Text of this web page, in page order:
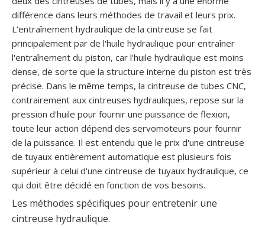
différence dans leurs méthodes de travail et leurs prix.
L'entraînement hydraulique de la cintreuse se fait
principalement par de l'huile hydraulique pour entraîner
l'entraînement du piston, car l'huile hydraulique est moins
dense, de sorte que la structure interne du piston est très
précise. Dans le même temps, la cintreuse de tubes CNC,
contrairement aux cintreuses hydrauliques, repose sur la
pression d'huile pour fournir une puissance de flexion,
toute leur action dépend des servomoteurs pour fournir
de la puissance. Il est entendu que le prix d'une cintreuse
de tuyaux entièrement automatique est plusieurs fois
supérieur à celui d'une cintreuse de tuyaux hydraulique, ce
qui doit être décidé en fonction de vos besoins.
Les méthodes spécifiques pour entretenir une
cintreuse hydraulique.